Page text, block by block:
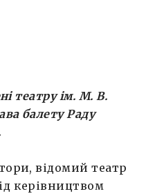
театру iм. М. В.
балетуРаду
відомий театр
керівництвом